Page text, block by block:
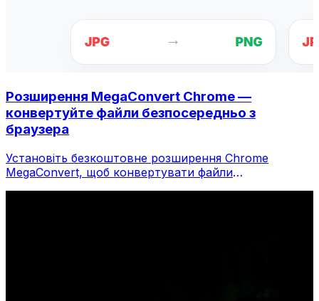
Розширення MegaConvert Chrome —
конвертуйте файли безпосередньо з
браузера
Установіть безкоштовне розширення Chrome
MegaConvert, щоб конвертувати файли